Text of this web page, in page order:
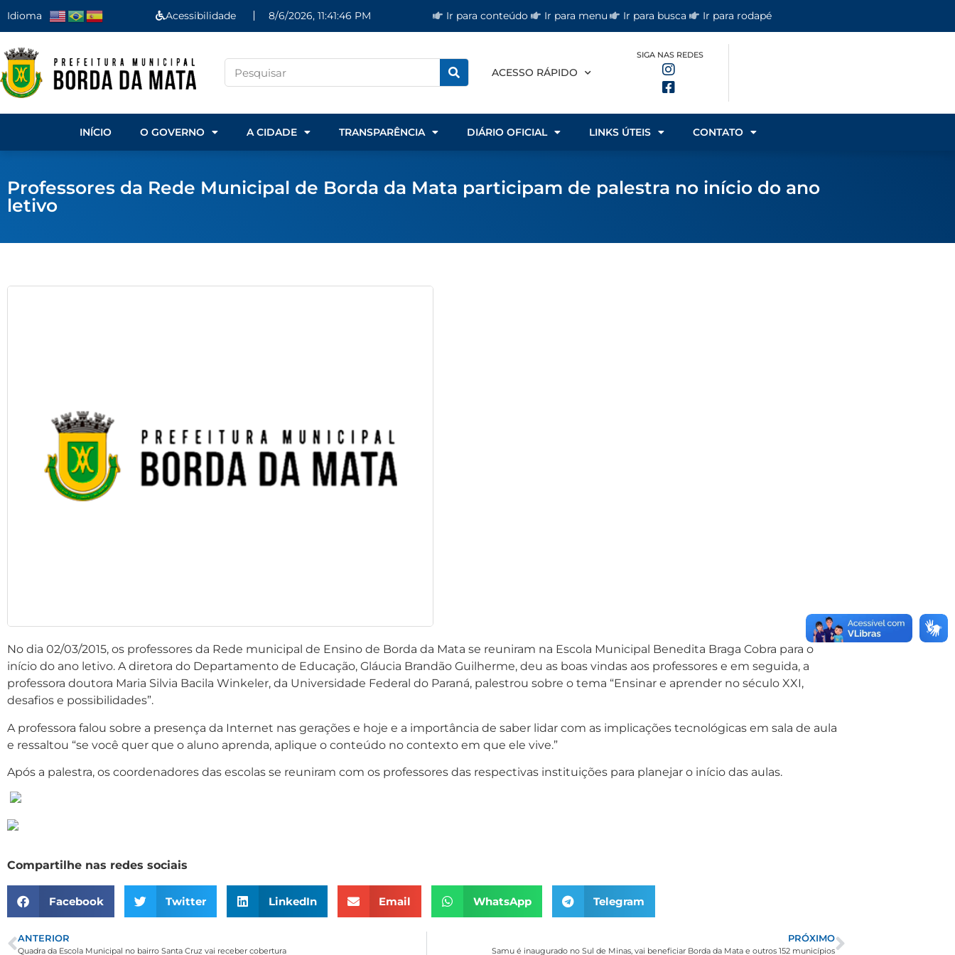
Idioma Acessibilidade 8/6/2026, 11:41:46 PM Ir para conteúdo Ir para menu Ir para busca Ir para rodapé
ACESSO RÁPIDO
SIGA NAS REDES
INÍCIO O GOVERNO A CIDADE TRANSPARÊNCIA DIÁRIO OFICIAL LINKS ÚTEIS CONTATO
Professores da Rede Municipal de Borda da Mata participam de palestra no início do ano
letivo
No dia 02/03/2015, os professores da Rede municipal de Ensino de Borda da Mata se reuniram na Escola Municipal Benedita Braga Cobra para o
início do ano letivo. A diretora do Departamento de Educação, Gláucia Brandão Guilherme, deu as boas vindas aos professores e em seguida, a
professora doutora Maria Silvia Bacila Winkeler, da Universidade Federal do Paraná, palestrou sobre o tema “Ensinar e aprender no século XXI,
desafios e possibilidades”.
A professora falou sobre a presença da Internet nas gerações e hoje e a importância de saber lidar com as implicações tecnológicas em sala de aula
e ressaltou “se você quer que o aluno aprenda, aplique o conteúdo no contexto em que ele vive.”
Após a palestra, os coordenadores das escolas se reuniram com os professores das respectivas instituições para planejar o início das aulas.
Compartilhe nas redes sociais
Facebook Twitter LinkedIn Email WhatsApp Telegram
ANTERIOR
Quadra da Escola Municipal no bairro Santa Cruz vai receber cobertura
PRÓXIMO
Samu é inaugurado no Sul de Minas, vai beneficiar Borda da Mata e outros 152 municípios